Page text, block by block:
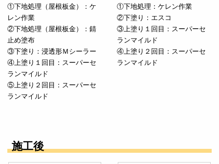
①下地処理（屋根板金）：ケ
レン作業
②下地処理（屋根板金）：錆
止め塗布
③下塗り：浸透形Ｍシーラー
④上塗り１回目：スーパーセ
ランマイルド
⑤上塗り２回目：スーパーセ
ランマイルド
①下地処理：ケレン作業
②下塗り：エスコ
③上塗り１回目：スーパーセ
ランマイルド
④上塗り２回目：スーパーセ
ランマイルド
施工後